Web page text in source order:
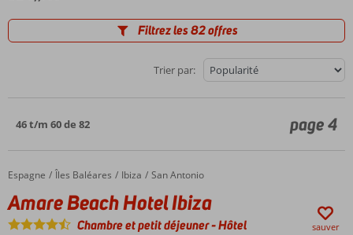
Filtrez les 82 offres
Trier par:
46 t/m 60 de 82 page 4
Accueil
Espagne Îles Baléares Ibiza San Antonio
Amare Beach Hotel Ibiza
Amare Beach Hotel Ibiza
Chambre et petit déjeuner-Hôtel sauver